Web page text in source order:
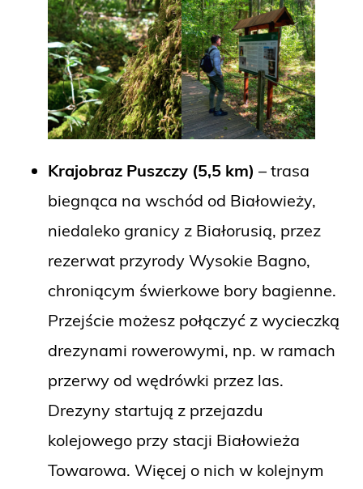
Krajobraz Puszczy (5,5 km) – trasa
biegnąca na wschód od Białowieży,
niedaleko granicy z Białorusią, przez
rezerwat przyrody Wysokie Bagno,
chroniącym świerkowe bory bagienne.
Przejście możesz połączyć z wycieczką
drezynami rowerowymi, np. w ramach
przerwy od wędrówki przez las.
Drezyny startują z przejazdu
kolejowego przy stacji Białowieża
Towarowa. Więcej o nich w kolejnym